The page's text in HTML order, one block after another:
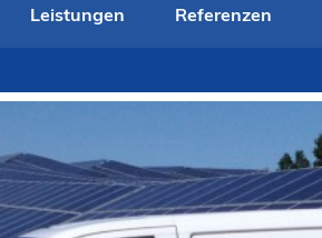
Leistungen Referenzen